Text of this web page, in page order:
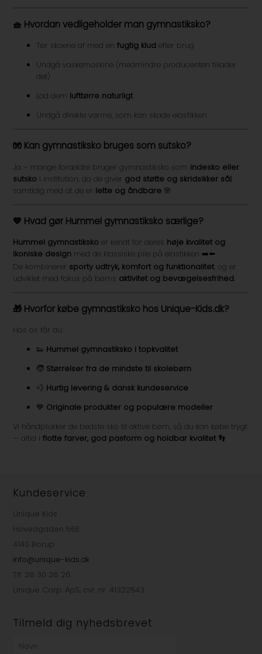
🧺 Hvordan vedligeholder man gymnastiksko?
Tør skoene af med enfugtig klud efter brug
Undgå vaskemaskine (medmindre producenten tillader
det)
Lad dem lufttørre naturligt
Undgå direkte varme, som kan skade elastikken
🧤 Kan gymnastiksko bruges som sutsko?
Ja – mange forældre bruger gymnastiksko som indesko eller
sutsko i institution, da de giver god støtte og skridsikker sål,
samtidig med at de er lette og åndbare 🌸
💙 Hvad gør Hummel gymnastiksko særlige?
Hummel gymnastiksko er kendt for deres høje kvalitet og
ikoniske design med de klassiske pile på elastikken ➡️⬅️
De kombinerer sporty udtryk, komfort og funktionalitet, og er
udviklet med fokus på børns aktivitet og bevægelsesfrihed
🎁 Hvorfor købe gymnastiksko hos Unique-Kids.dk?
Hos os får du:
👟 Hummel gymnastiksko i topkvalitet
🧒 Størrelser fra de mindste til skolebørn
💨 Hurtig levering & dansk kundeservice
💙 Originale produkter og populære modeller
Vi håndplukker de bedste sko til aktive børn, så du kan købe trygt
— altid iflotte farver, god pasform og holdbar kvalitet 👣
Kundeservice
Unique Kids
Hovedgaden 56E
4140 Borup
info@unique-kids.dk
Tlf. 28 30 26 26
Unique Corp. ApS, cvr. nr. 41322543
Tilmeld dig nyhedsbrevet